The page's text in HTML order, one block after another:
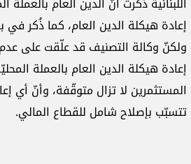
إعادة هيكلة الدين العام، كما ذُكر في
ولكنّ وكالة التصنيف قد علّقت على
إعادة هيكلة الدين العام بالعملة
المستثمرين لا تزال متوقّفة، وأنّ أي
تتسبّب بإصلاح شامل للقطاع المالي.